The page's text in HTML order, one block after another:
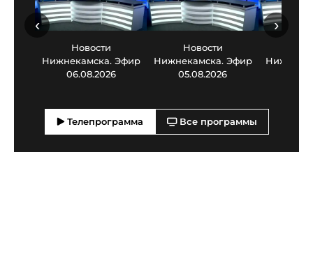
Новости
Нижнекамска. Эфир
06.08.2026
Новости
Нижнекамска. Эфир
05.08.2026
‹ ›
Телепрограмма Все программы